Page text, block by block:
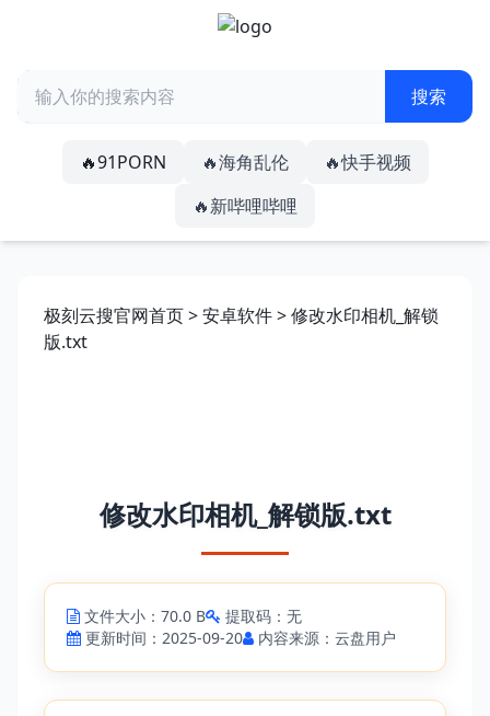
🔥91PORN 🔥海角乱伦
🔥快手视频
🔥新哔哩哔哩
极刻云搜官网首页>安卓软件> 修改水印相机_解锁
版.txt
修改水印相机_解锁版.txt
文件大小：70.0 B
提取码：无
更新时间：2025-09-20
内容来源：云盘用户